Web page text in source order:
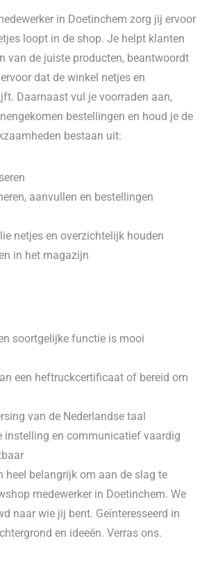
in Doetinchem zorg jij ervoor
loopt in de shop. Je helpt klanten
van de juiste producten, beantwoordt
dat de winkel netjes en
Daarnaast vul je voorraden aan,
bestellingen en houd je de
bestaan uit:
aanvullen en bestellingen
netjes en overzichtelijk houden
in het magazijn
soortgelijke functie is mooi
een heftruckcertificaat of bereid om
van de Nederlandse taal
instelling en communicatief vaardig
heel belangrijk om aan de slag te
medewerker in Doetinchem. We
naar wie jij bent. Geïnteresseerd in
en ideeën. Verras ons.